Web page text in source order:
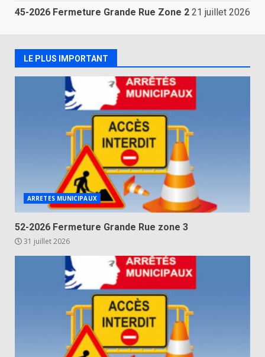
45-2026 Fermeture Grande Rue Zone 2 21 juillet 2026
LE PLUS IMPORTANT
ARRETES MUNICIPAUX
52-2026 Fermeture Grande Rue zone 3
31 juillet 2026